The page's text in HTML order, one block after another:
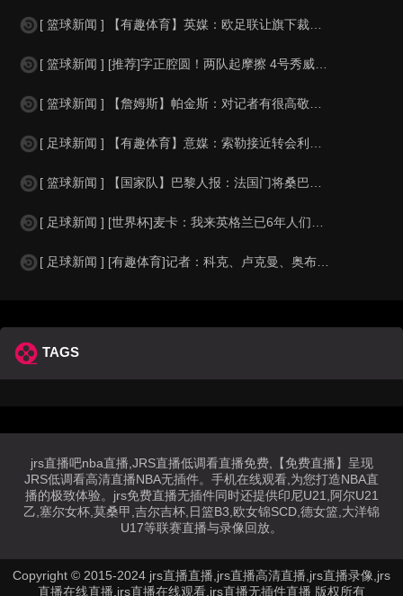
[ 篮球新闻 ] 【有趣体育】英媒：欧足联让旗下裁判避免像世界杯一样，用VAR
[ 篮球新闻 ] [推荐]字正腔圆！两队起摩擦 4号秀威尔逊大声嘲讽卡卢马:W
[ 篮球新闻 ] 【詹姆斯】帕金斯：对记者有很高敬意 Windhorst绝不是
[ 足球新闻 ] 【有趣体育】意媒：索勒接近转会利兹联，乌迪内斯有意米兰后卫F
[ 篮球新闻 ] 【国家队】巴黎人报：法国门将桑巴小腿受伤，提前结束了训练
[ 足球新闻 ] [世界杯]麦卡：我来英格兰已6年人们对我很好，但和英格兰的比
[ 足球新闻 ] [有趣体育]记者：科克、卢克曼、奥布拉克参加马竞训练，卡尔多
TAGS
jrs直播吧nba直播,JRS直播低调看直播免费,【免费直播】呈现
JRS低调看高清直播NBA无插件。手机在线观看,为您打造NBA直
播的极致体验。jrs免费直播无插件同时还提供印尼U21,阿尔U21
乙,塞尔女杯,莫桑甲,吉尔吉杯,日篮B3,欧女锦SCD,德女篮,大洋锦
U17等联赛直播与录像回放。
Copyright © 2015-2024 jrs直播直播,jrs直播高清直播,jrs直播录像,jrs
直播在线直播,jrs直播在线观看,jrs直播无插件直播 版权所有